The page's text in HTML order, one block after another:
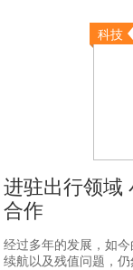
科技
进驻出行领域
合作
经过多年的发展，如
续航以及残值问题，